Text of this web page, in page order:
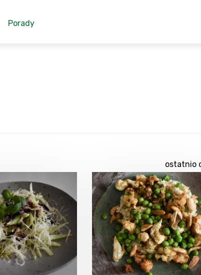
Porady
ostatnio